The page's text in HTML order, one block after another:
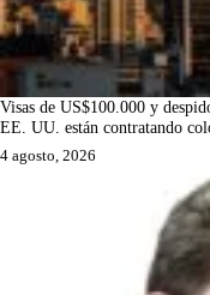
Visas de US$100.000 y
EE. UU. están contratando
4 agosto, 2026